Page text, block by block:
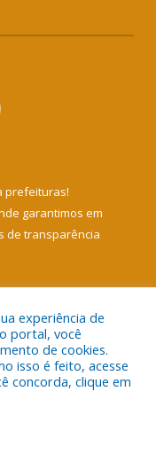
prefeituras!
garantimos em
de transparência
Municipal de Soure.
experiência de
portal, você
de cookies.
isso é feito, acesse
concorda, clique em